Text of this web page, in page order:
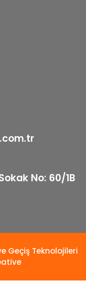
No: 60/1B
Geçiş Teknolojileri